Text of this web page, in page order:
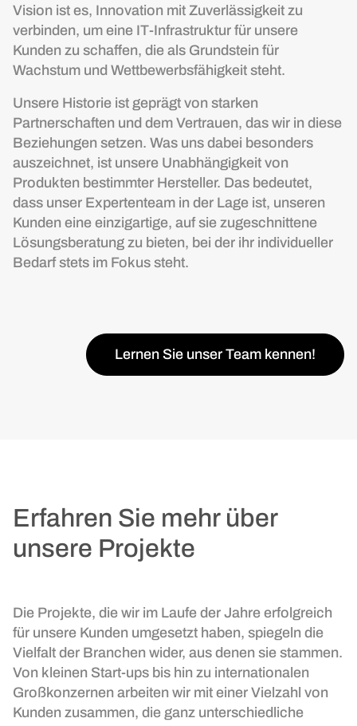
Vision ist es, Innovation mit Zuverlässigkeit zu
verbinden, um eine IT-Infrastruktur für unsere
Kunden zu schaffen, die als Grundstein für
Wachstum und Wettbewerbsfähigkeit steht.
Unsere Historie ist geprägt von starken
Partnerschaften und dem Vertrauen, das wir in diese
Beziehungen setzen. Was uns dabei besonders
auszeichnet, ist unsere Unabhängigkeit von
Produkten bestimmter Hersteller. Das bedeutet,
dass unser Expertenteam in der Lage ist, unseren
Kunden eine einzigartige, auf sie zugeschnittene
Lösungsberatung zu bieten, bei der ihr individueller
Bedarf stets im Fokus steht.
Lernen Sie unser Team kennen!
Erfahren Sie mehr über
unsere Projekte
Die Projekte, die wir im Laufe der Jahre erfolgreich
für unsere Kunden umgesetzt haben, spiegeln die
Vielfalt der Branchen wider, aus denen sie stammen.
Von kleinen Start-ups bis hin zu internationalen
Großkonzernen arbeiten wir mit einer Vielzahl von
Kunden zusammen, die ganz unterschiedliche